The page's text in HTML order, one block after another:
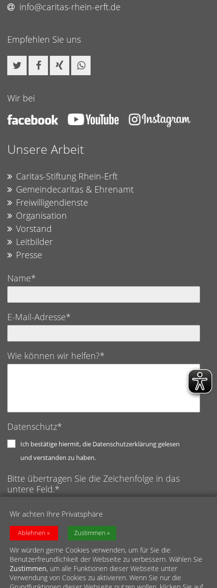
Wir achten Ihre Privatsphäre
Ablehnen Zustimmen
Wir würden gerne Cookies verwenden, um für Sie die
Benutzerfreundlichkeit der Webseite zu verbessern. Wählen Sie
Zustimmen, um alle Funktionen dieser Webseite unter
Verwendung von Cookies zu aktivieren. Wenn Sie nur die
info@caritas-rhein-erft.de
Empfehlen Sie uns
Wir bei
Unsere Arbeit
Caritas-Stiftung Rhein-Erft
Gemeindecaritas & Ehrenamt
Freiwilligendienste
Organisation
Vorstand
Leitbilder
Presse
Name*
E-Mail-Adresse*
Wie können wir helfen?*
Datenschutz*
Ich bestätige hiermit, die Datenschutzerklärung gelesen
und verstanden zu haben.
Bitte übertragen Sie die Zeichenfolge in das
untere Feld.*
Hier klicken
Friendly